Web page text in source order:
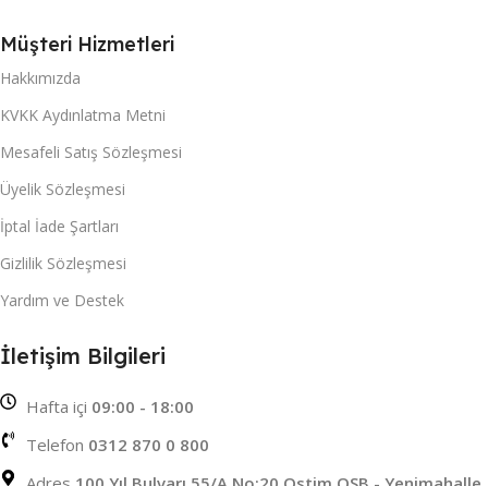
Müşteri Hizmetleri
Hakkımızda
KVKK Aydınlatma Metni
Mesafeli Satış Sözleşmesi
Üyelik Sözleşmesi
İptal İade Şartları
Gizlilik Sözleşmesi
Yardım ve Destek
İletişim Bilgileri
Hafta içi 09:00 - 18:00
Telefon 0312 870 0 800